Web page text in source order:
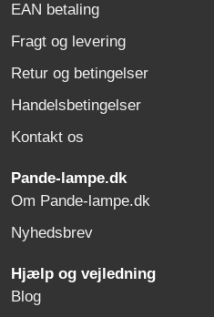
EAN betaling
Fragt og levering
Retur og betingelser
Handelsbetingelser
Kontakt os
Pande-lampe.dk
Om Pande-lampe.dk
Nyhedsbrev
Hjælp og vejledning
Blog